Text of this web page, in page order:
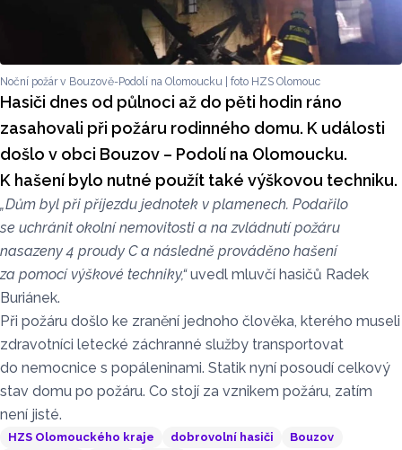
Noční požár v Bouzově-Podolí na Olomoucku | foto HZS Olomouc
Hasiči dnes od půlnoci až do pěti hodin ráno
zasahovali při požáru rodinného domu. K události
došlo v obci Bouzov – Podolí na Olomoucku.
K hašení bylo nutné použít také výškovou techniku.
„Dům byl při příjezdu jednotek v plamenech. Podařilo
se uchránit okolní nemovitosti a na zvládnutí požáru
nasazeny 4 proudy C a následně prováděno hašení
za pomocí výškové techniky,“uvedl mluvčí hasičů Radek
Buriánek.
Při požáru došlo ke zranění jednoho člověka, kterého museli
zdravotníci letecké záchranné služby transportovat
do nemocnice s popáleninami. Statik nyní posoudí celkový
stav domu po požáru. Co stojí za vznikem požáru, zatím
není jisté.
HZS Olomouckého kraje dobrovolní hasiči
Bouzov